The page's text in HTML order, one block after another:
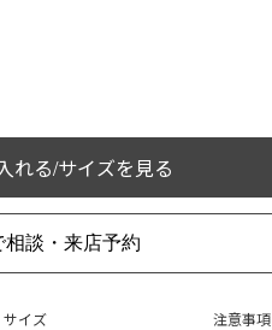
れる/サイズを見る
相談・来店予約
サイズ 注意事項